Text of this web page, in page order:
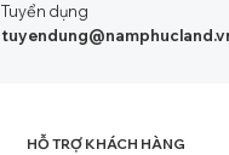
Tuyển dụng
HỖ TRỢ KHÁCH HÀNG